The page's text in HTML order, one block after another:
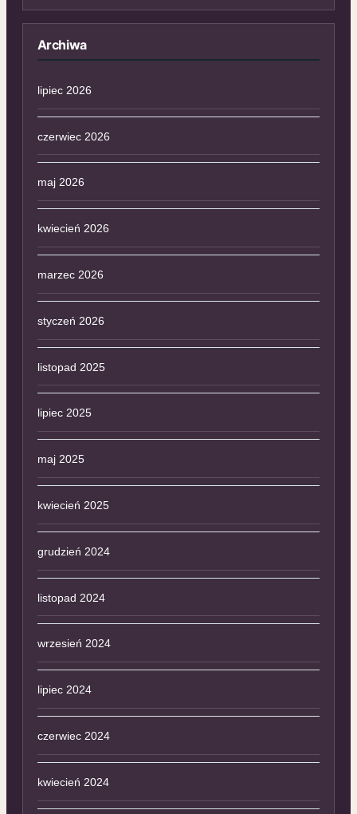
Archiwa
lipiec 2026
czerwiec 2026
maj 2026
kwiecień 2026
marzec 2026
styczeń 2026
listopad 2025
lipiec 2025
maj 2025
kwiecień 2025
grudzień 2024
listopad 2024
wrzesień 2024
lipiec 2024
czerwiec 2024
kwiecień 2024